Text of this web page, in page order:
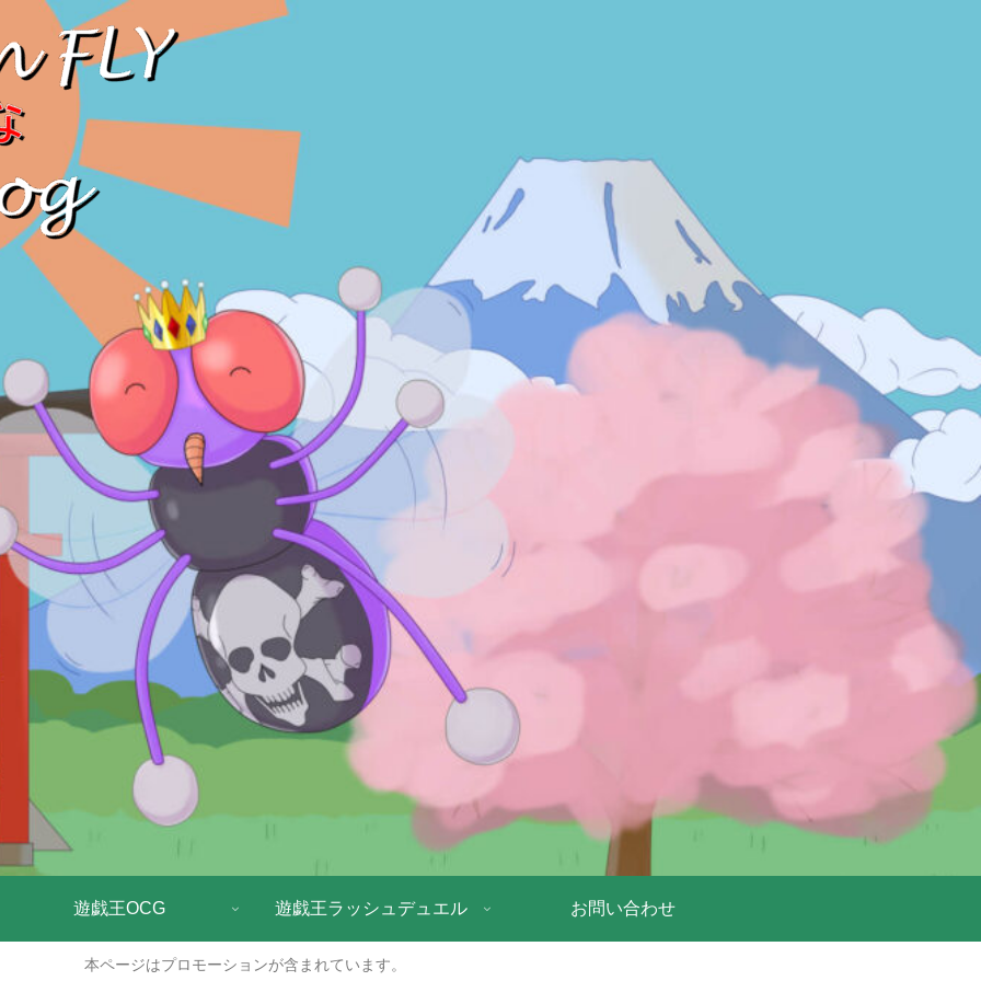
遊戯王OCG 遊戯王ラッシュデュエル お問い合わせ
本ページはプロモーションが含まれています。